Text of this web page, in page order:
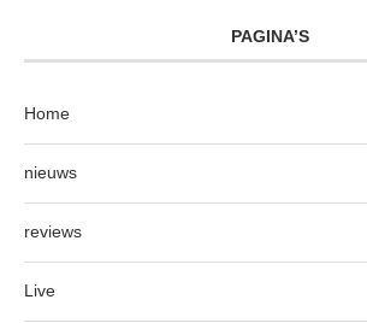
PAGINA’S
Home
nieuws
reviews
Live